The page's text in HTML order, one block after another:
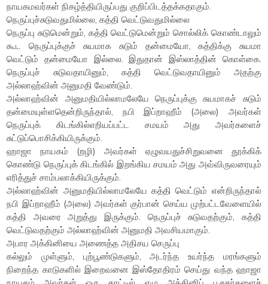
நாயகமவர்கள் நிகழ்த்தியிருப்பது குறிப்பிடத்தக்கதாகும்.
நெருப்புச்சுடுவதுமில்லை, கத்தி வெட்டுவதுமில்லை
நெருப்பு சுடுமென்றும், கத்தி வெட்டுமென்றும் சொல்லிக் கொண்டாலும்
கூட நெருப்புக்குச் சுயமாக சுடும் தன்மையோ, கத்திக்கு சுயமா
வெட்டும் தன்மையோ இல்லை. இதுதான் இஸ்லாத்தின் கொள்கை.
நெருப்புச் சுடுவதாயினும், கத்தி வெட்டுவதாயினும் அதற்கு
அல்லாஹ்வின் அனுமதி வேண்டும்.
அல்லாஹ்வின் அனுமதியில்லாமலேயே நெருப்புக்கு சுயமாகச் சுடும்
தன்மையுள்ளதென்றிருந்தால், நபி இப்றாஹீம் (அலை) அவர்கள்
நெருப்புக் கிடங்கில்எறியப்பட்ட சமயம் அது அவர்களைச்
சுட்டுப்பொசிக்கியிருக்கும்.
ஹாஜா நாயகம் (றழி) அவர்கள் ஏழுவயதுச்சிறுவனை தூக்கிக்
கொண்டு நெருப்புக் கிடங்கில் இறங்கிய சமயம் அது அவ்விருவரையும்
எரித்துச் சாம்பலாக்கியிருக்கும்.
அல்லாஹ்வின் அனுமதியில்லாமலேயே கத்தி வெட்டும் என்றிருந்தால்
நபி இப்றாஹீம் (அலை) அவர்கள் குர்பான் செய்ய முற்பட்டவேளையில்
கத்தி அவரை அறுத்து இருக்கும். நெருப்புச் சுடுவதற்கும், கத்தி
வெட்டுவதற்கும் அல்லாஹ்வின் அனுமதி அவசியமாகும்.
அபார அக்கினியை அணைத்த அதிசய செருப்பு
கல்லும் முள்ளும், புற்பூண்டுகளும், அடர்ந்த உயர்ந்த மரங்களும்
நிறைந்த காடுகளில் இறைவனை இஸ்தோதிரம் செய்து வந்த ஹாஜா